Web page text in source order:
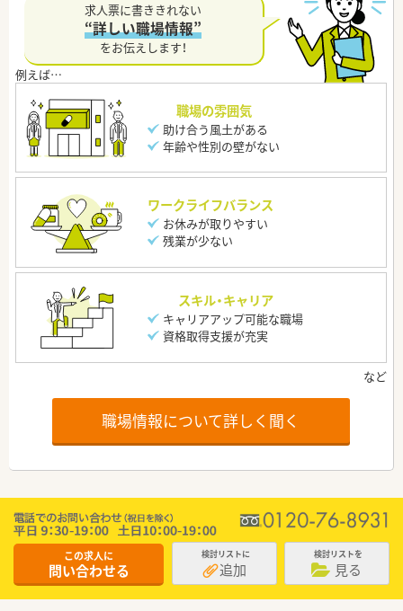
求人票に書ききれない
“詳しい職場情報”
をお伝えします！
職場の雰囲気
助け合う風土がある
年齢や性別の壁がない
ワークライフバランス
お休みが取りやすい
残業が少ない
スキル・キャリア
キャリアアップ可能な職場
資格取得支援が充実
職場情報について詳しく聞く
この求人に
問い合わせる
検討リストに
追加
検討リストを
見る